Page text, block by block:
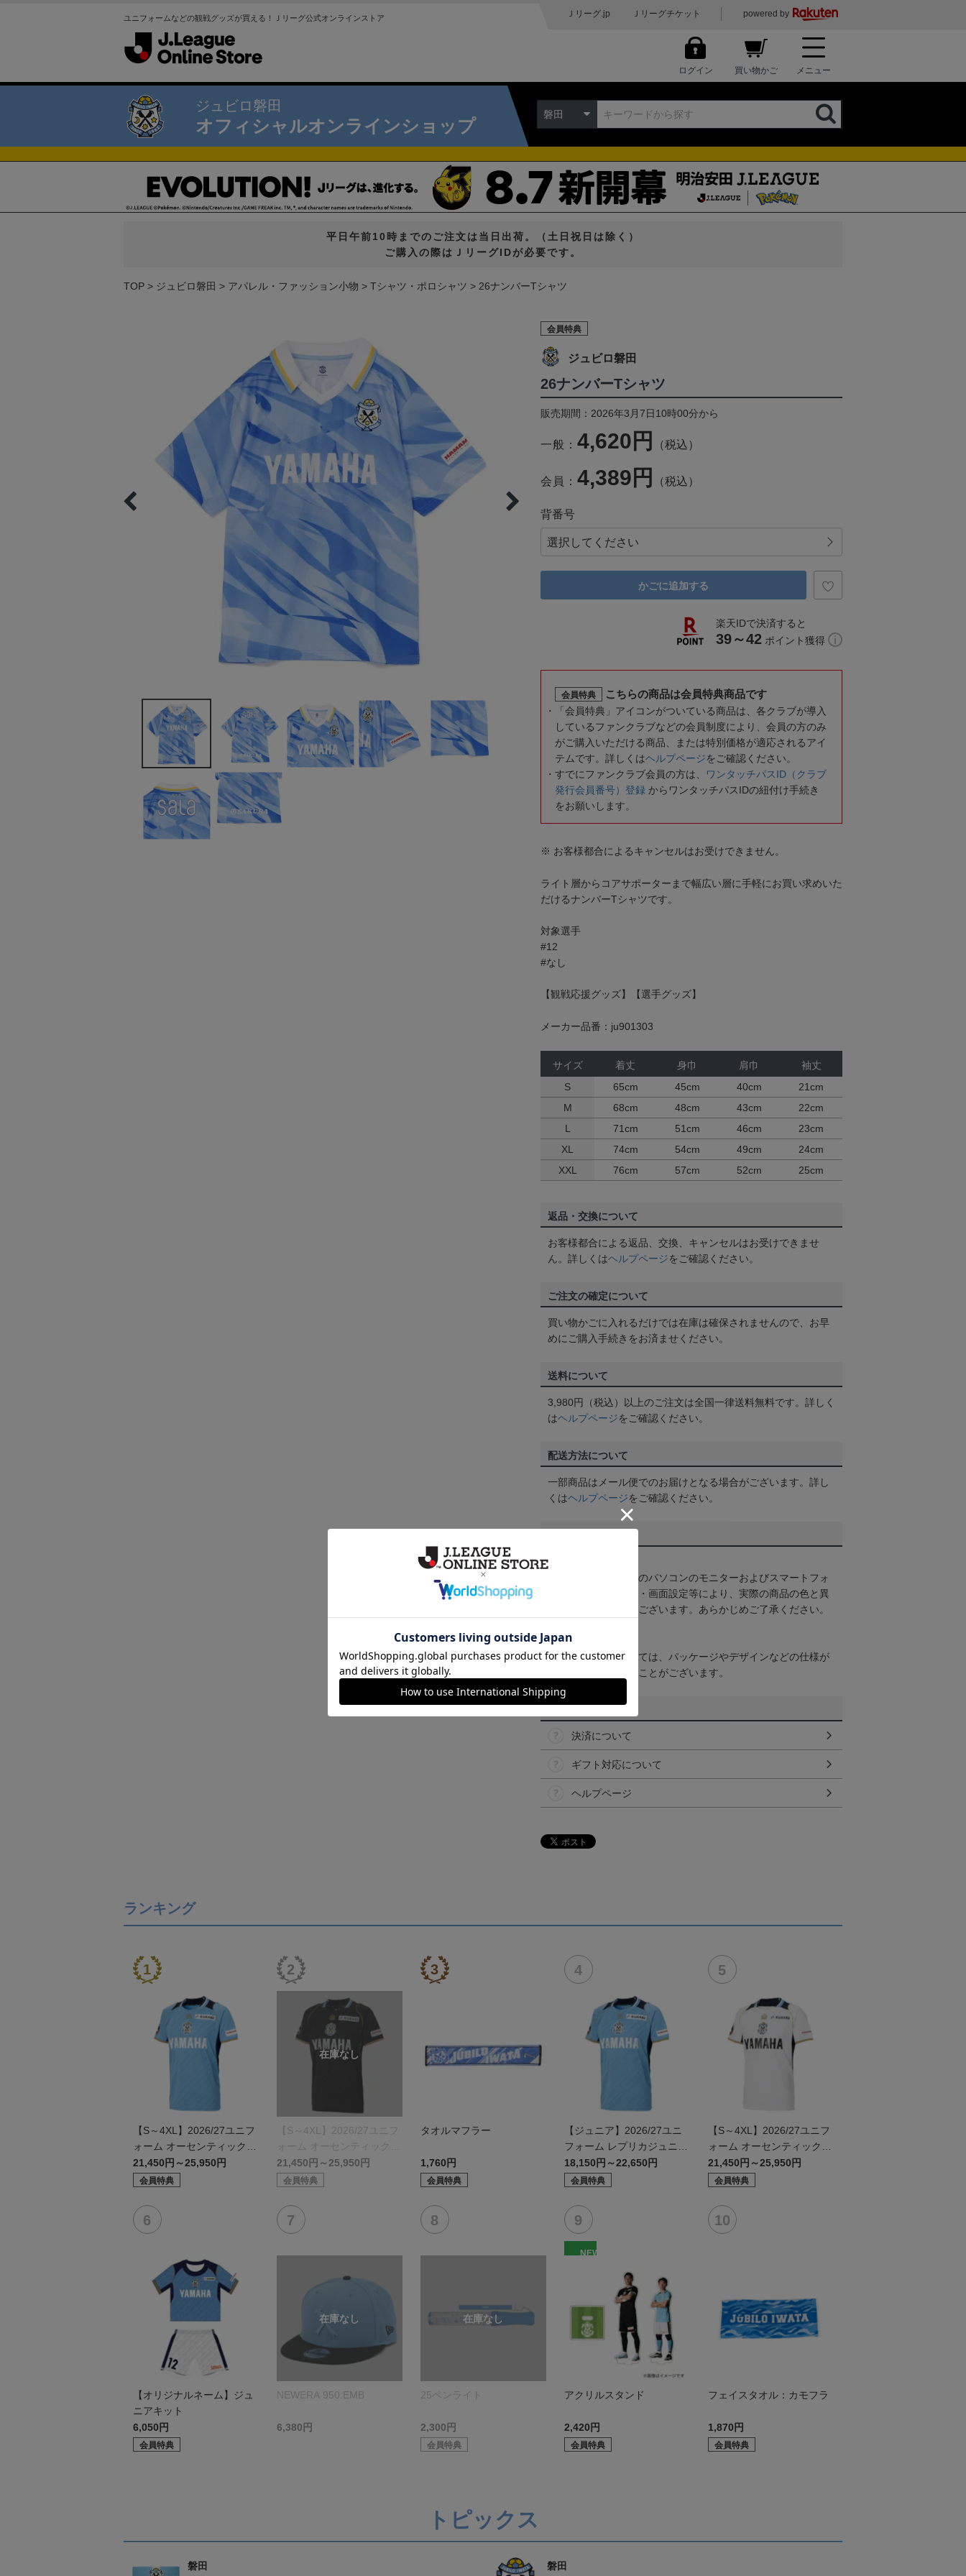
ユニフォームなどの観戦グッズが買える！Ｊリーグ公式オンラインストア Ｊリーグ.jp Ｊリーグチケット powered by
ログイン 買い物かご メニュー
ジュビロ磐田
オフィシャルオンラインショップ
磐田
平日午前10時までのご注文は当日出荷。（土日祝日は除く）
ご購入の際はＪリーグIDが必要です。
TOP ジュビロ磐田 アパレル・ファッション小物 Tシャツ・ポロシャツ 26ナンバーTシャツ
会員特典
ジュビロ磐田
26ナンバーTシャツ
販売期間：2026年3月7日10時00分から
一般： 4,620円 （税込）
会員： 4,389円 （税込）
背番号
かごに追加する
楽天IDで決済すると
39～42 ポイント獲得
会員特典 こちらの商品は会員特典商品です
「会員特典」アイコンがついている商品は、各クラブが導入
しているファンクラブなどの会員制度により、会員の方のみ
がご購入いただける商品、または特別価格が適応されるアイ
テムです。詳しくはヘルプページをご確認ください。
すでにファンクラブ会員の方は、
ワンタッチパスID（クラブ
発行会員番号）登録 からワンタッチパスIDの紐付け手続き
をお願いします。
※ お客様都合によるキャンセルはお受けできません。
ライト層からコアサポーターまで幅広い層に手軽にお買い求めいた
だけるナンバーTシャツです。
対象選手
#12
#なし
【観戦応援グッズ】【選手グッズ】
メーカー品番：ju901303
サイズ 着丈 身巾 肩巾
袖丈
S
65cm 45cm 40cm
21cm
M
68cm 48cm 43cm
22cm
L
71cm 51cm 46cm
23cm
XL
74cm 54cm 49cm
24cm
XXL
76cm 57cm 52cm 25cm
返品・交換について
お客様都合による返品、交換、キャンセルはお受けできませ
ん。詳しくはヘルプページをご確認ください。
ご注文の確定について
買い物かごに入れるだけでは在庫は確保されませんので、お早
めにご購入手続きをお済ませください。
送料について
3,980円（税込）以上のご注文は全国一律送料無料です。詳しく
はヘルプページをご確認ください。
配送方法について
一部商品はメール便でのお届けとなる場合がございます。詳し
くはヘルプページをご確認ください。
【カラーについて】
商品画像は、お使いのパソコンのモニターおよびスマートフォ
ンのメーカー・機種・画面設定等により、実際の商品の色と異
なって見える場合がございます。あらかじめご了承ください。
【仕様について】
取り扱い商品によっては、パッケージやデザインなどの仕様が
予告なく変更になることがございます。
決済について
ギフト対応について
ヘルプページ
ランキング
【S～4XL】2026/27ユニフ
ォーム オーセンティックモ
デル:FP1st
21,450円～25,950円
会員特典
【S～4XL】2026/27ユニフ
ォーム オーセンティックモ
デル:GK
21,450円～25,950円
会員特典
タオルマフラー
1,760円
会員特典
【ジュニア】2026/27ユニ
フォーム レプリカジュニア
モデル:FP1st
18,150円～22,650円
会員特典
【S～4XL】2026/27ユニフ
ォーム オーセンティックモ
デル:FP2nd
21,450円～25,950円
会員特典
【オリジナルネーム】ジュ
ニアキット
6,050円
会員特典
NEWERA 950:EMB
6,380円
25ペンライト
2,300円
会員特典
NEW
アクリルスタンド
2,420円
会員特典
フェイスタオル：カモフラ
1,870円
会員特典
トピックス
磐田 磐田